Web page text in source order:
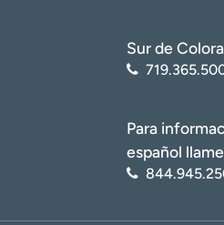
Sur de
Para
español